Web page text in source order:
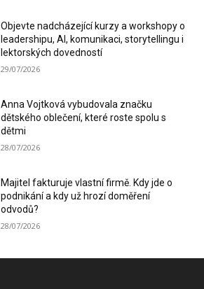
Objevte nadcházející kurzy a workshopy o
leadershipu, AI, komunikaci, storytellingu i
lektorských dovedností
29/07/2026
Anna Vojtková vybudovala značku
dětského oblečení, které roste spolu s
dětmi
28/07/2026
Majitel fakturuje vlastní firmě. Kdy jde o
podnikání a kdy už hrozí doměření
odvodů?
28/07/2026